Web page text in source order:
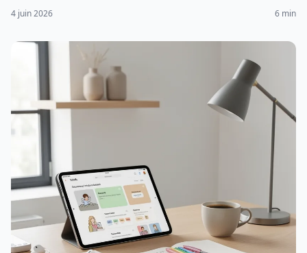
et nos conseils pour choisir la meilleure option selon vos
besoins et votre budget.
4 juin 2026 6 min